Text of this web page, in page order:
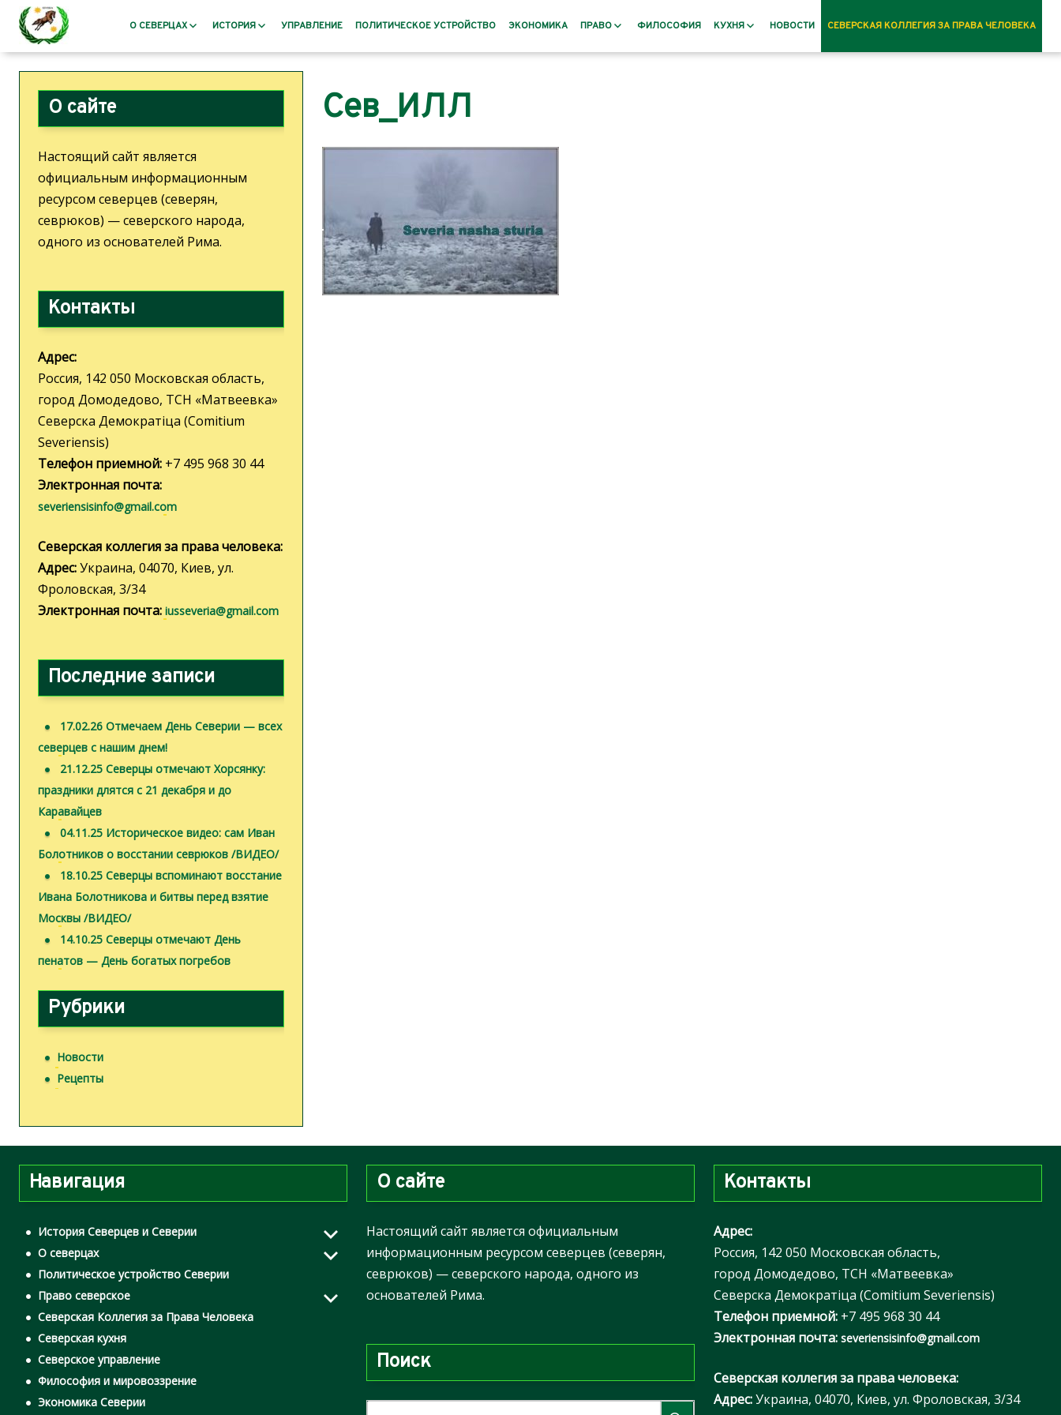
О СЕВЕРЦАХ
Кто такие северцы?
Миссия, цели, задачи
Язык северцев
Пословицы и поговорки
Культура северцев
Северская библиотека
ИСТОРИЯ
Античность
Распад Римской империи
После падения Рима – раннее
Роменская культура
Северцы: Эпоха возрождения и
Северский кружок автономистов и
Новейшая История
УПРАВЛЕНИЕ ПОЛИТИЧЕСКОЕ УСТРОЙСТВО ЭКОНОМИКА ПРАВО ФИЛОСОФИЯ КУХНЯ НОВОСТИ СЕВЕРСКАЯ КОЛЛЕГИЯ ЗА ПРАВА ЧЕЛОВЕКА
Сев_ИЛЛ
О сайте
Настоящий сайт является
официальным информационным
ресурсом северцев (северян,
севрюков) — северского народа,
одного из основателей Рима.
Контакты
Адрес:
Россия, 142 050 Московская область,
город Домодедово, ТСН «Матвеевка»
Северска Демократiца (Comitium
Severiensis)
Телефон приемной: +7 495 968 30 44
Электронная почта:
severiensisinfo@gmail.com
Северская коллегия за права человека:
Адрес:Украина, 04070, Киев, ул.
Фроловская, 3/34
Электронная почта: iusseveria@gmail.com
Последние записи
17.02.26 Отмечаем День Северии — всех
северцев с нашим днем!
21.12.25 Северцы отмечают Хорсянку:
праздники длятся с 21 декабря и до
Каравайцев
04.11.25 Историческое видео: сам Иван
Болотников о восстании севрюков /ВИДЕО/
18.10.25 Северцы вспоминают восстание
Ивана Болотникова и битвы перед взятие
Москвы /ВИДЕО/
14.10.25 Северцы отмечают День
пенатов — День богатых погребов
Рубрики
Новости
Рецепты
Навигация
История Северцев и Северии
О северцах
Политическое устройство Северии
Право северское
Северская Коллегия за Права Человека
Северская кухня
Северское управление
Философия и мировоззрение
Экономика Северии
О сайте
Настоящий сайт является официальным
информационным ресурсом северцев (северян,
севрюков) — северского народа, одного из
основателей Рима.
Поиск
Контакты
Адрес:
Россия, 142 050 Московская область,
город Домодедово, ТСН «Матвеевка»
Северска Демократiца (Comitium Severiensis)
Телефон приемной: +7 495 968 30 44
Электронная почта: severiensisinfo@gmail.com
Северская коллегия за права человека:
Адрес:Украина, 04070, Киев, ул. Фроловская, 3/34